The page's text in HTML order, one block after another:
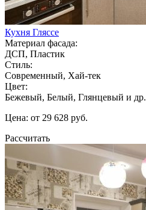
Кухня Гляссе
Материал фасада:
ДСП, Пластик
Стиль:
Современный, Хай-тек
Цвет:
Бежевый, Белый, Глянцевый и др.
Цена: от 29 628 руб.
Рассчитать